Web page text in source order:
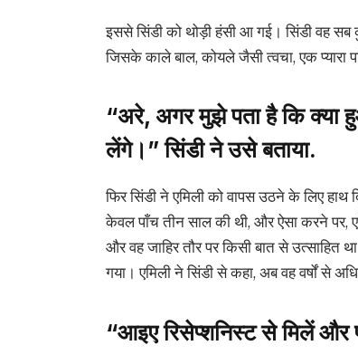
इससे सिंडी को थोड़ी हंसी आ गई। सिंडी वह सब
जिसके काले बाल, कोयले जैसी त्वचा, एक प्यारा
“अरे, अगर मुझे पता है कि क्या
लेंगे।” सिंडी ने उसे बताया.
फिर सिंडी ने एमिली को वापस उठने के लिए हाथ
केवल पाँच तीन साल की थी, और ऐसा करने पर,
और वह जाहिर तौर पर किसी बात से उत्साहित
गया। एमिली ने सिंडी से कहा, अब वह वर्षों से
“आइए रिसेप्शनिस्ट से मिलें और